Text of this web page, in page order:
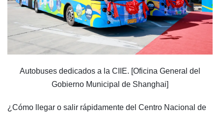
Autobuses dedicados a la CIIE. [Oficina General del
Gobierno Municipal de Shanghai]
¿Cómo llegar o salir rápidamente del Centro Nacional de